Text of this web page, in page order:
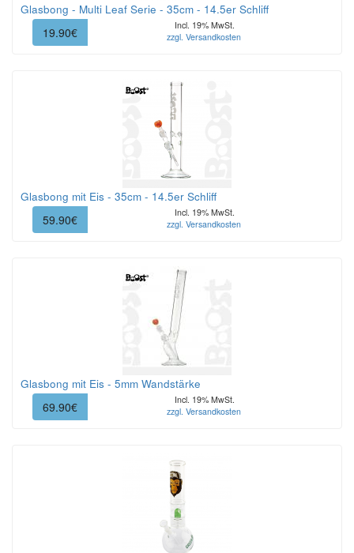
Glasbong - Multi Leaf Serie - 35cm - 14.5er Schliff
19.90€
Incl. 19% MwSt.
zzgl. Versandkosten
Glasbong mit Eis - 35cm - 14.5er Schliff
59.90€
Incl. 19% MwSt.
zzgl. Versandkosten
Glasbong mit Eis - 5mm Wandstärke
69.90€
Incl. 19% MwSt.
zzgl. Versandkosten